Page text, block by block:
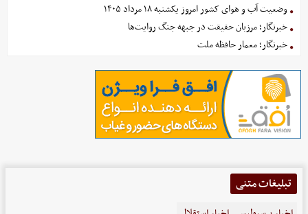
وضعیت آب و هوای کشور امروز یکشنبه ۱۸ مرداد ۱۴۰۵
خبرنگار؛ مرزبان حقیقت در جبهه جنگ روایت‌ها
خبرنگار؛ معمار حافظه ملت
تبلیغات متنی